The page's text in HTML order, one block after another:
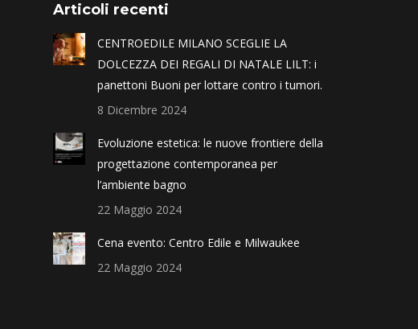
Articoli recenti
CENTROEDILE MILANO SCEGLIE LA
DOLCEZZA DEI REGALI DI NATALE LILT: i
panettoni Buoni per lottare contro i tumori.
8 Dicembre 2024
Evoluzione estetica: le nuove frontiere della
progettazione contemporanea per
l’ambiente bagno
22 Maggio 2024
Cena evento: Centro Edile e Milwaukee
22 Maggio 2024